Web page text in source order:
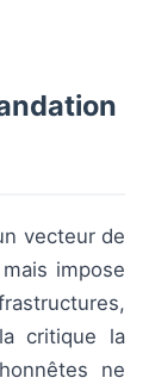
vecteur de
impose
critique la
ne